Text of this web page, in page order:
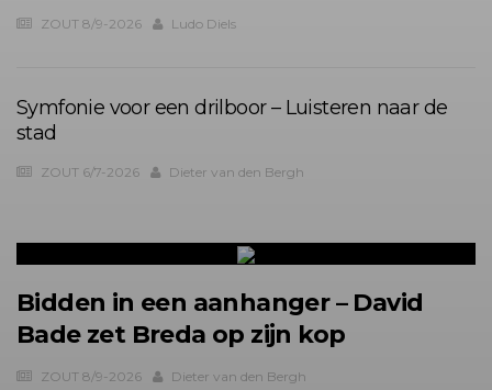
ZOUT 8/9-2026 Ludo Diels
Symfonie voor een drilboor – Luisteren naar de
stad
ZOUT 6/7-2026 Dieter van den Bergh
Bidden in een aanhanger – David
Bade zet Breda op zijn kop
ZOUT 8/9-2026 Dieter van den Bergh